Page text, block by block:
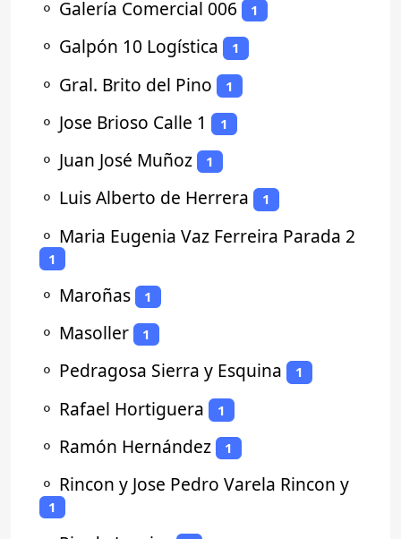
⚬ Galería Comercial 006 1
⚬ Galpón 10 Logística 1
⚬ Gral. Brito del Pino 1
⚬ Jose Brioso Calle 1 1
⚬ Juan José Muñoz 1
⚬ Luis Alberto de Herrera 1
⚬ Maria Eugenia Vaz Ferreira Parada 2
1
⚬ Maroñas 1
⚬ Masoller 1
⚬ Pedragosa Sierra y Esquina 1
⚬ Rafael Hortiguera 1
⚬ Ramón Hernández 1
⚬ Rincon y Jose Pedro Varela Rincon y
1